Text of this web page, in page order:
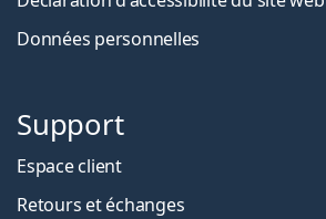
Données personnelles
Support
Espace client
Retours et échanges